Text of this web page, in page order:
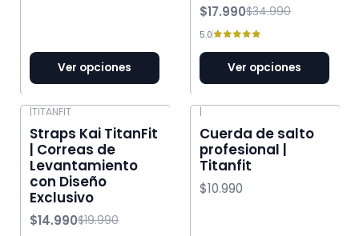
Ver opciones
$17.990$34.990
5.0
Ver opciones
|TITANFIT
Straps Kai TitanFit
| Correas de
Levantamiento
con Diseño
Exclusivo
$14.990$19.990
|
Cuerda de salto
profesional |
Titanfit
$10.990